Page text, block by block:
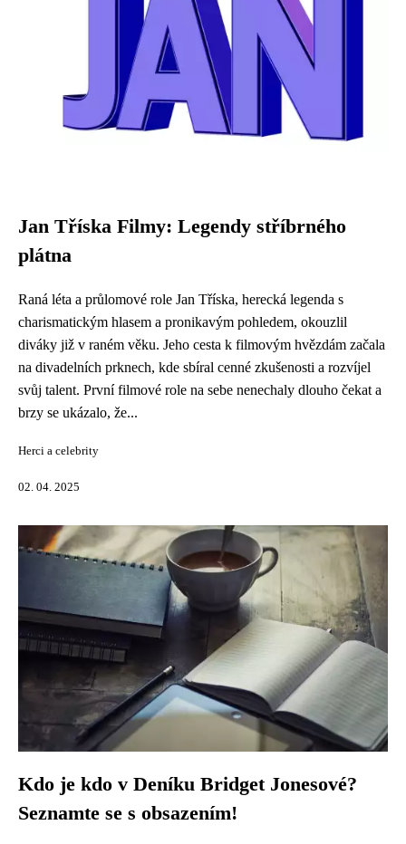
Jan Tříska Filmy: Legendy stříbrného
plátna
Raná léta a průlomové role Jan Tříska, herecká legenda s
charismatickým hlasem a pronikavým pohledem, okouzlil
diváky již v raném věku. Jeho cesta k filmovým hvězdám začala
na divadelních prknech, kde sbíral cenné zkušenosti a rozvíjel
svůj talent. První filmové role na sebe nenechaly dlouho čekat a
brzy se ukázalo, že...
Herci a celebrity
02. 04. 2025
Kdo je kdo v Deníku Bridget Jonesové?
Seznamte se s obsazením!